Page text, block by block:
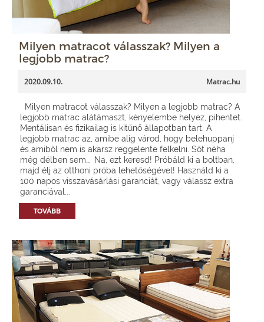
Milyen matracot válasszak? Milyen a
legjobb matrac?
2020.09.10. Matrac.hu
Milyen matracot válasszak? Milyen a legjobb matrac? A
legjobb matrac alátámaszt, kényelembe helyez, pihentet.
Mentálisan és fizikailag is kitűnő állapotban tart. A
legjobb matrac az, amibe alig várod, hogy belehuppanj
és amiből nem is akarsz reggelente felkelni. Sőt néha
még délben sem… Na, ezt keresd! Próbáld ki a boltban,
majd élj az otthoni próba lehetőségével! Használd ki a
100 napos visszavásárlási garanciát, vagy válassz extra
garanciával...
TOVÁBB